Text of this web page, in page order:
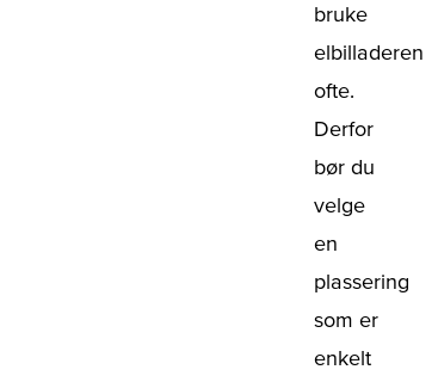
bruke
elbilladeren
ofte.
Derfor
bør du
velge
en
plassering
som er
enkelt